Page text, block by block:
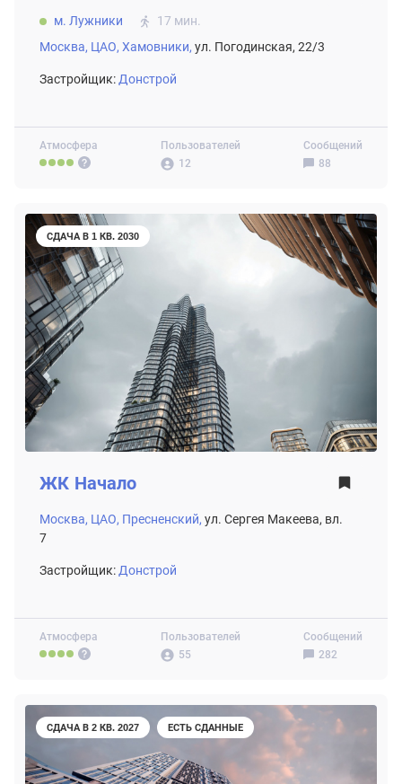
Атмосфера
Пользователей
12
Сообщений
88
м. Лужники
17 мин.
Москва, ЦАО, Хамовники, ул. Погодинская, 22/3
Застройщик: Донстрой
СДАЧА В 1 КВ. 2030
Атмосфера
Пользователей
55
Сообщений
282
ЖК Начало
Москва, ЦАО, Пресненский, ул. Сергея Макеева, вл.
7
Застройщик: Донстрой
СДАЧА В 2 КВ. 2027 ЕСТЬ СДАННЫЕ